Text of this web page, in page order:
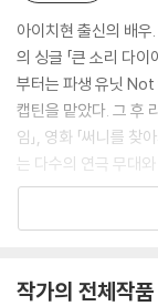
아이치현 출신의 배
의 싱글 「큰 소리 다
부터는 파생 유닛
캡틴을 맡았다. 그 후
임」, 영화 「써니를
는 다수의 연극 무대
작가의 전체작품